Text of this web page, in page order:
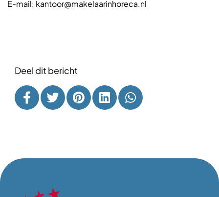
E-mail: kantoor@makelaarinhoreca.nl
Deel dit bericht